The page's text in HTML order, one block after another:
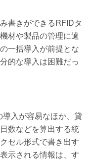
書きができるRFIDタ
材や製品の管理に適
一括導入が前提とな
的な導入は困難だっ
入が容易なほか、貸
数などを算出する統
セル形式で書き出す
示される情報は、す